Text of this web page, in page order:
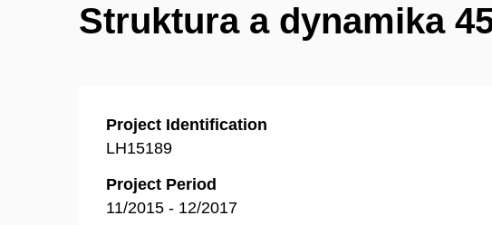
Struktura a dynamika
Project Identification
LH15189
Project Period
11/2015 - 12/2017